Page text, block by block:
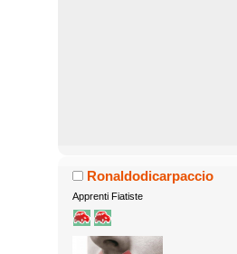
Ronaldodicarpaccio
Apprenti Fiatiste